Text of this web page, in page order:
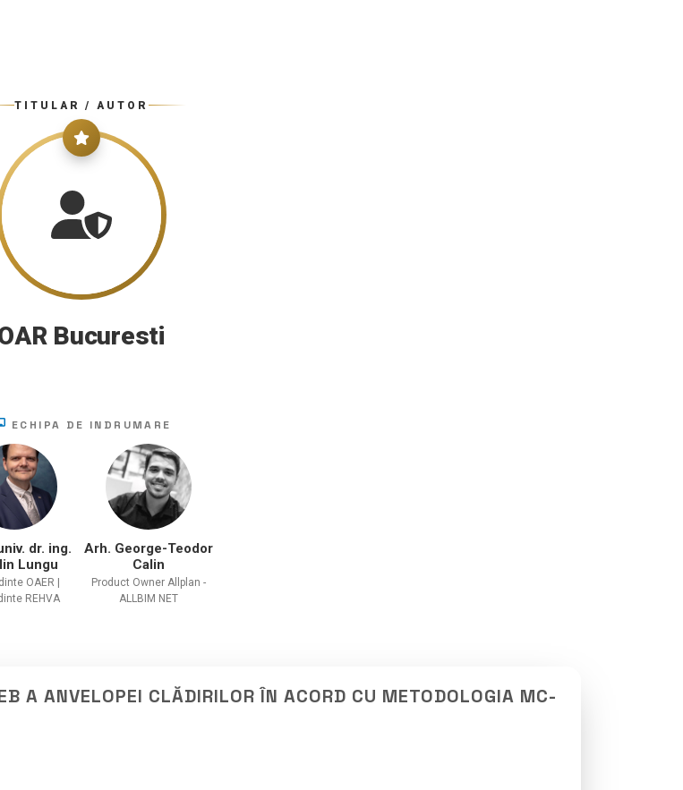
TITULAR / AUTOR
Bucuresti
ECHIPA DE INDRUMARE
dr. ing.
Lungu
OAER |
REHVA
Arh. George-Teodor
Calin
Product Owner Allplan -
ALLBIM NET
A ANVELOPEI CLĂDIRILOR ÎN ACORD CU METODOLOGIA MC-